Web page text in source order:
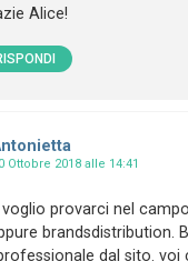
Alice!
Ottobre 2018 alle 14:41
provarci nel
brandsdistribution.
dal sito. voi